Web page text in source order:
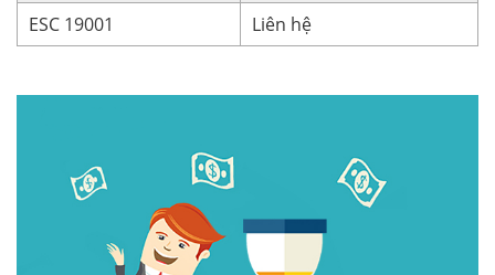
ESC 19001
Liên hệ